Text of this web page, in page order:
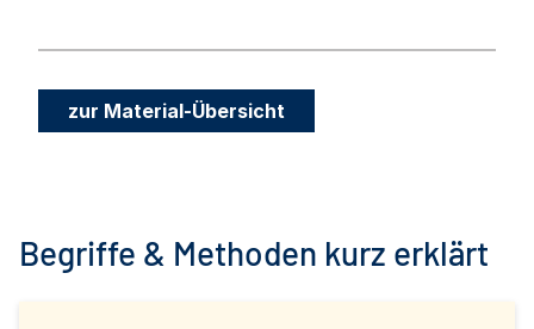
zur Material-Übersicht
Begriffe & Methoden kurz erklärt